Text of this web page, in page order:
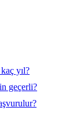
yıl?
geçerli?